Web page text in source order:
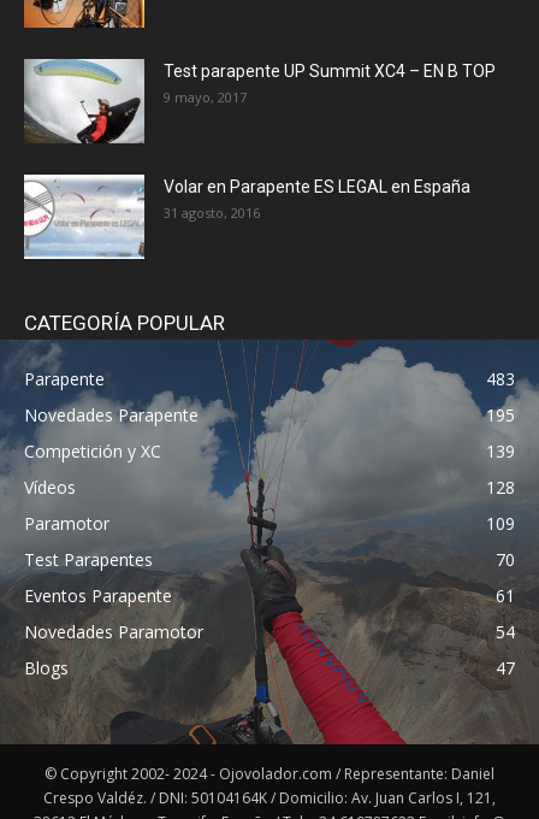
Test parapente UP Summit XC4 – EN B TOP
9 mayo, 2017
Volar en Parapente ES LEGAL en España
31 agosto, 2016
CATEGORÍA POPULAR
Parapente
483
Novedades Parapente
195
Competición y XC
139
Vídeos
128
Paramotor
109
Test Parapentes
70
Eventos Parapente
61
Novedades Paramotor
54
Blogs
47
© Copyright 2002- 2024 - Ojovolador.com / Representante: Daniel
Crespo Valdéz. / DNI: 50104164K / Domicilio: Av. Juan Carlos I, 121,